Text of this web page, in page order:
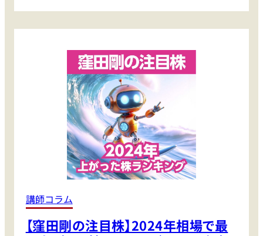
ま
】
し
て
次
な
る
主
役
は
…
式
投
2
2
4
年
の
振
り
返
り
2
0
講師コラム
【窪田剛の注目株】2024年相場で最